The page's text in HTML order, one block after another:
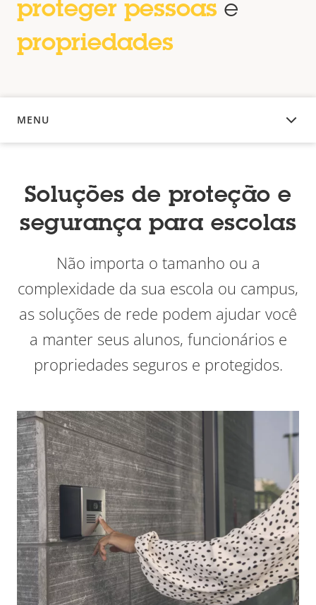
proteger pessoas e
propriedades
MENU
VISÃO GERAL
Soluções de proteção e
segurança para escolas
Não importa o tamanho ou a
complexidade da sua escola ou campus,
as soluções de rede podem ajudar você
a manter seus alunos, funcionários e
propriedades seguros e protegidos.